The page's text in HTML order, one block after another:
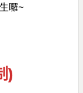
囉~
)